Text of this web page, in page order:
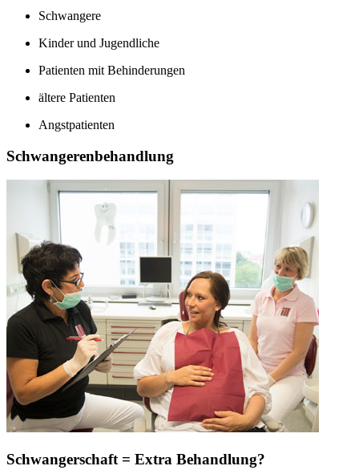
Schwangere
Kinder und Jugendliche
Patienten mit Behinderungen
ältere Patienten
Angstpatienten
Schwangerenbehandlung
Schwangerschaft = Extra Behandlung?